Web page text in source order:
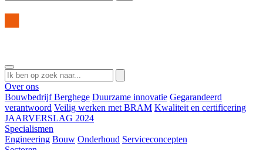
Over ons
Bouwbedrijf Berghege Duurzame innovatie Gegarandeerd
verantwoord Veilig werken met BRAM Kwaliteit en certificering
JAARVERSLAG 2024
Specialismen
Engineering Bouw Onderhoud Serviceconcepten